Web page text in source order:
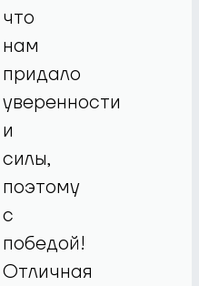
что
нам
придало
уверенности
и
силы,
поэтому
с
победой!
Отличная